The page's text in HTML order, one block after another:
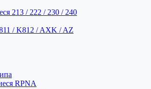
213 / 222 / 230 / 240
/ K812 / AXK / AZ
RPNA